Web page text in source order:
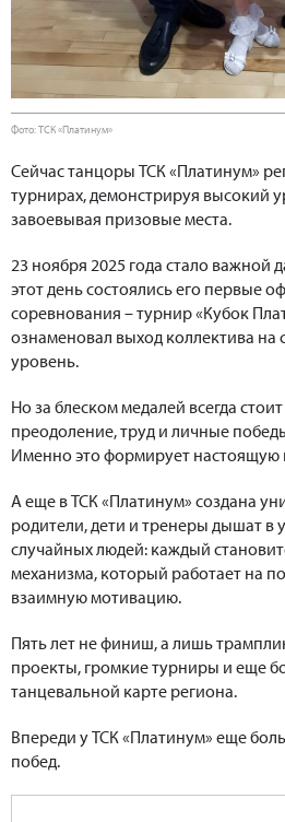
Фото: ТСК «Платинум»
Сейчас танцоры ТСК «Платинум»
турнирах, демонстрируя высокий
завоевывая призовые места.
23 ноября 2025 года стало важной
этот день состоялись его первые
соревнования – турнир «Кубок
ознаменовал выход коллектива на
уровень.
Но за блеском медалей всегда
преодоление, труд и личные
Именно это формирует настоящую
А еще в ТСК «Платинум» создана
родители, дети и тренеры дышат в
случайных людей: каждый
механизма, который работает на
взаимную мотивацию.
Пять лет не финиш, а лишь
проекты, громкие турниры и еще
танцевальной карте региона.
Впереди у ТСК «Платинум» еще
побед.